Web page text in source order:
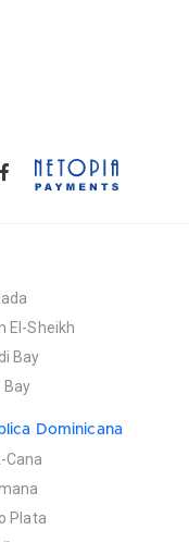
El-Sheikh
Bay
Bay
Dominicana
Cana
Plata